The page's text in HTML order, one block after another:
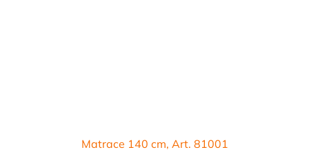
Matrace 140 cm, Art. 81001